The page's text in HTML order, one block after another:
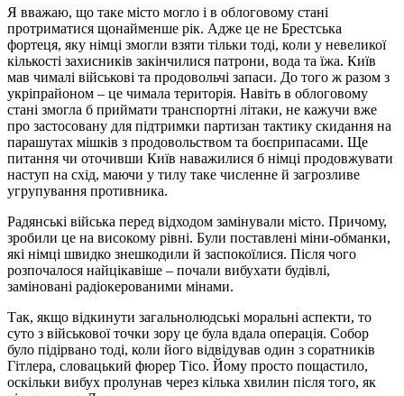
Я вважаю, що таке місто могло і в облоговому стані
протриматися щонайменше рік. Адже це не Брестська
фортеця, яку німці змогли взяти тільки тоді, коли у невеликої
кількості захисників закінчилися патрони, вода та їжа. Київ
мав чималі військові та продовольчі запаси. До того ж разом з
укріпрайоном – це чимала територія. Навіть в облоговому
стані змогла б приймати транспортні літаки, не кажучи вже
про застосовану для підтримки партизан тактику скидання на
парашутах мішків з продовольством та боєприпасами. Ще
питання чи оточивши Київ наважилися б німці продовжувати
наступ на схід, маючи у тилу таке численне й загрозливе
угрупування противника.
Радянські війська перед відходом замінували місто. Причому,
зробили це на високому рівні. Були поставлені міни-обманки,
які німці швидко знешкодили й заспокоїлися. Після чого
розпочалося найцікавіше – почали вибухати будівлі,
заміновані радіокерованими мінами.
Так, якщо відкинути загальнолюдські моральні аспекти, то
суто з військової точки зору це була вдала операція. Собор
було підірвано тоді, коли його відвідував один з соратників
Гітлера, словацький фюрер Тісо. Йому просто пощастило,
оскільки вибух пролунав через кілька хвилин після того, як